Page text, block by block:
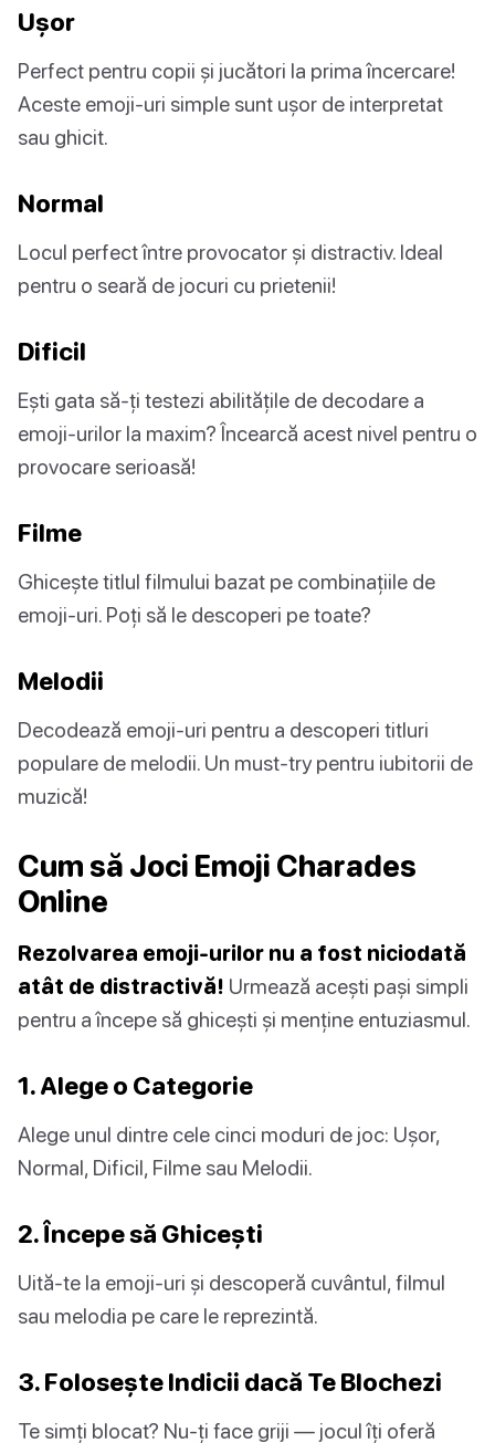
Ușor
Perfect pentru copii și jucători la prima încercare!
Aceste emoji-uri simple sunt ușor de interpretat
sau ghicit.
Normal
Locul perfect între provocator și distractiv. Ideal
pentru o seară de jocuri cu prietenii!
Dificil
Ești gata să-ți testezi abilitățile de decodare a
emoji-urilor la maxim? Încearcă acest nivel pentru o
provocare serioasă!
Filme
Ghicește titlul filmului bazat pe combinațiile de
emoji-uri. Poți să le descoperi pe toate?
Melodii
Decodează emoji-uri pentru a descoperi titluri
populare de melodii. Un must-try pentru iubitorii de
muzică!
Cum să Joci Emoji Charades
Online
Rezolvarea emoji-urilor nu a fost niciodată
atât de distractivă! Urmează acești pași simpli
pentru a începe să ghicești și menține entuziasmul.
1. Alege o Categorie
Alege unul dintre cele cinci moduri de joc: Ușor,
Normal, Dificil, Filme sau Melodii.
2. Începe să Ghicești
Uită-te la emoji-uri și descoperă cuvântul, filmul
sau melodia pe care le reprezintă.
3. Folosește Indicii dacă Te Blochezi
Te simți blocat? Nu-ți face griji — jocul îți oferă